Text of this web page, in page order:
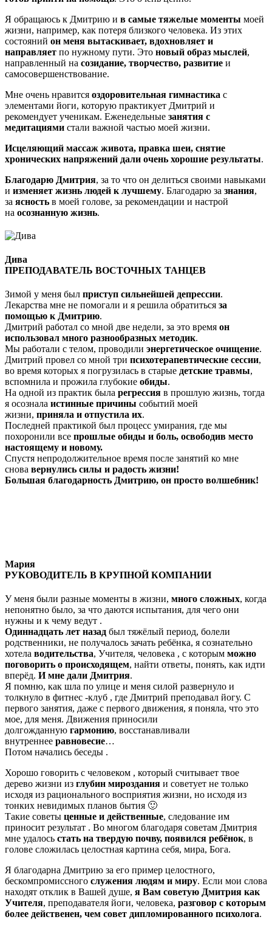
Я обращаюсь к Дмитрию и в самые тяжелые моменты моей
жизни, например, как потеря близкого человека. Из этих
состояний он меня вытаскивает, вдохновляет и
направляет по нужному пути. Это новый образ мыслей,
направленный на созидание, творчество, развитие и
самосовершенствование.
Мне очень нравится оздоровительная гимнастика с
элементами йоги, которую практикует Дмитрий и
рекомендует ученикам. Еженедельные занятия с
медитациями стали важной частью моей жизни.
Исцеляющий массаж живота, правка шеи, снятие
хронических напряжений дали очень хорошие результаты.
Благодарю Дмитрия, за то что он делиться своими навыками
и изменяет жизнь людей к лучшему. Благодарю за знания,
за ясность в моей голове, за рекомендации и настрой
на осознанную жизнь.
Дива
ПРЕПОДАВАТЕЛЬ ВОСТОЧНЫХ ТАНЦЕВ
Зимой у меня был приступ сильнейшей депрессии.
Лекарства мне не помогали и я решила обратиться за
помощью к Дмитрию.
Дмитрий работал со мной две недели, за это время он
использовал много разнообразных методик.
Мы работали с телом, проводили энергетическое очищение.
Дмитрий провел со мной три психотерапевтические сессии,
во время которых я погрузилась в старые детские травмы,
вспомнила и прожила глубокие обиды.
На одной из практик была регрессия в прошлую жизнь, тогда
я осознала истинные причины событий моей
жизни, приняла и отпустила их.
Последней практикой был процесс умирания, где мы
похоронили все прошлые обиды и боль, освободив место
настоящему и новому.
Спустя непродолжительное время после занятий ко мне
снова вернулись силы и радость жизни!
Большая благодарность Дмитрию, он просто волшебник!
Мария
РУКОВОДИТЕЛЬ В КРУПНОЙ КОМПАНИИ
У меня были разные моменты в жизни, много сложных, когда
непонятно было, за что даются испытания, для чего они
нужны и к чему ведут .
Одиннадцать лет назад был тяжёлый период, болели
родственники, не получалось зачать ребёнка, я сознательно
хотела водительства, Учителя, человека , с которым можно
поговорить о происходящем, найти ответы, понять, как идти
вперёд. И мне дали Дмитрия.
Я помню, как шла по улице и меня силой развернуло и
толкнуло в фитнес -клуб , где Дмитрий преподавал йогу. С
первого занятия, даже с первого движения, я поняла, что это
мое, для меня. Движения приносили
долгожданную гармонию, восстанавливали
внутреннее равновесие…
Потом начались беседы .
Хорошо говорить с человеком , который считывает твое
дерево жизни из глубин мироздания и советует не только
исходя из рационального восприятия жизни, но исходя из
тонких невидимых планов бытия 🙂
Такие советы ценные и действенные, следование им
приносит результат . Во многом благодаря советам Дмитрия
мне удалось стать на твердую почву, появился ребёнок, в
голове сложилась целостная картина себя, мира, Бога.
Я благодарна Дмитрию за его пример целостного,
бескомпромиссного служения людям и миру. Если мои слова
находят отклик в Вашей душе, я Вам советую Дмитрия как
Учителя, преподавателя йоги, человека, разговор с которым
более действенен, чем совет дипломированного психолога.